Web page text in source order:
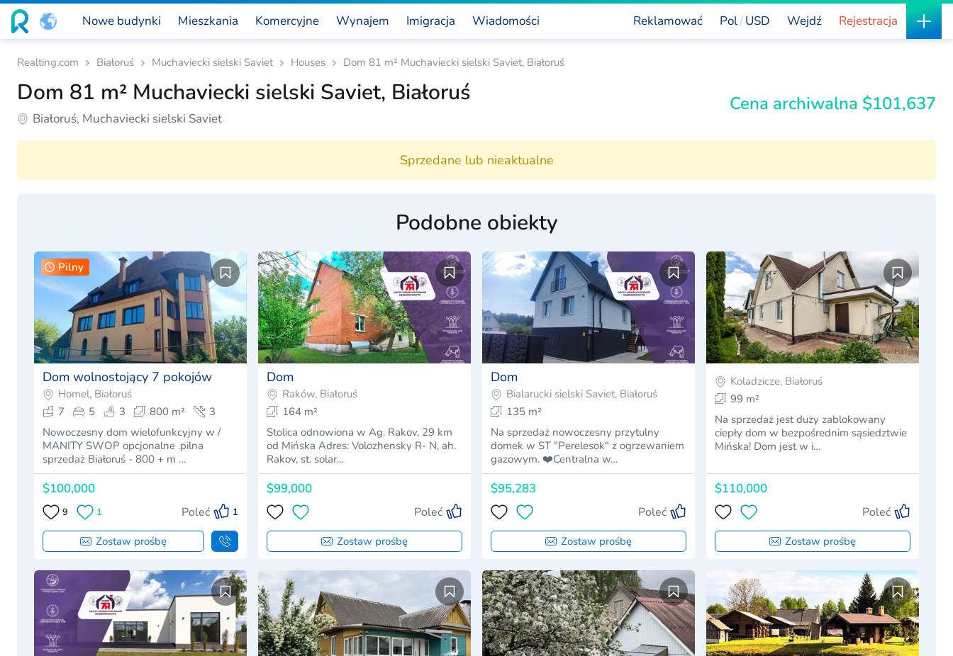
Reklamować
Nowe budynki Mieszkania Komercyjne Wynajem Imigracja Wiadomości Pol USD Wejdź Rejestracja
Realting.com Białoruś Muchaviecki sielski Saviet Houses Dom 81 m² Muchaviecki sielski Saviet, Białoruś
Dom 81 m² Muchaviecki sielski Saviet, Białoruś
Białoruś, Muchaviecki sielski Saviet
Cena archiwalna $101,637
Sprzedane lub nieaktualne
Podobne obiekty
Pilny
Dom wolnostojący 7 pokojów
Homel, Białoruś
7
5 3 800 m²
3
Nowoczesny dom wielofunkcyjny w /
MANITY SWOP opcjonalne .pilna
sprzedaż Białoruś - 800 + m …
$100,000
9 1 Poleć 1
Zostaw prośbę
Dom
Raków, Białoruś
164 m²
Stolica odnowiona w Ag. Rakov, 29 km
od Mińska Adres: Volozhensky R- N, ah.
Rakov, st. solar…
$99,000
Poleć
Zostaw prośbę
Dom
Bialarucki sielski Saviet, Białoruś
135 m²
Na sprzedaż nowoczesny przytulny
domek w ST "Perelesok" z ogrzewaniem
gazowym. ❤️Centralna w…
$95,283
Poleć
Zostaw prośbę
Koladzicze, Białoruś
99 m²
Na sprzedaż jest duży zablokowany
ciepły dom w bezpośrednim sąsiedztwie
Mińska! Dom jest w i…
$110,000
Poleć
Zostaw prośbę